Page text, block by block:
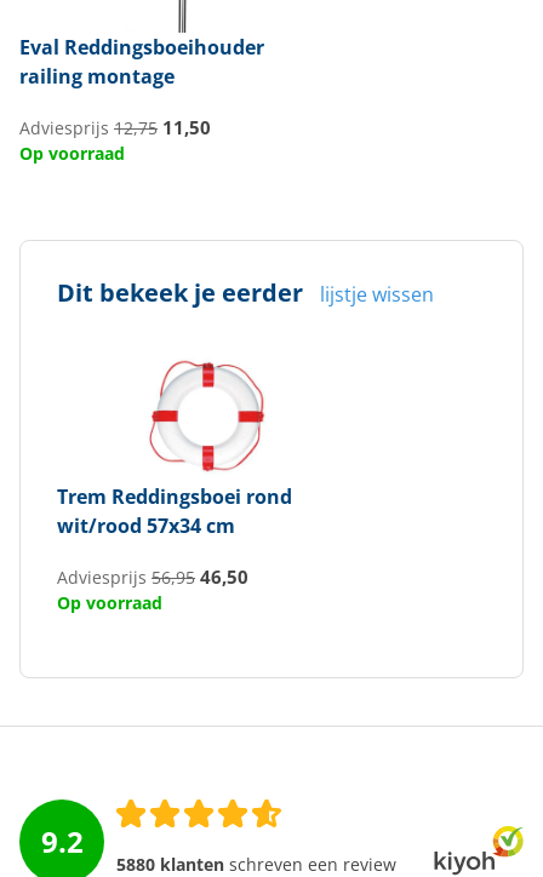
Eval Reddingsboeihouder
railing montage
Adviesprijs 12,75 11,50
Op voorraad
Dit bekeek je eerder lijstje wissen
Trem Reddingsboei rond
wit/rood 57x34 cm
Adviesprijs 56,95 46,50
Op voorraad
9.2
5880 klanten schreven een review